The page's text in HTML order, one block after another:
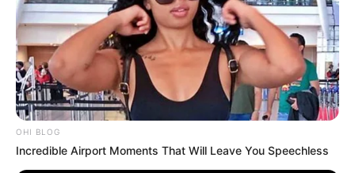
OHI BLOG
Incredible Airport Moments That Will Leave You Speechless